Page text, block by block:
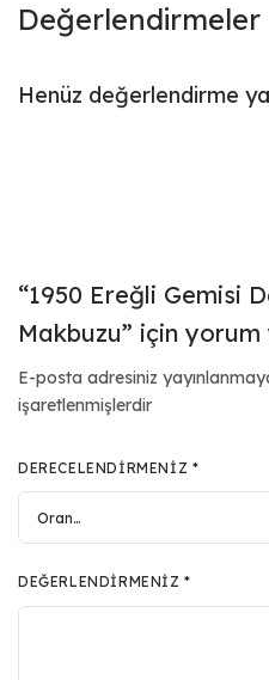
Değerlendirmeler
Henüz değerlendirme
“1950 Ereğli Gemisi
Makbuzu” için
E-posta adresiniz
işaretlenmişlerdir
DERECELENDIRMENIZ *
DEĞERLENDIRMENIZ*